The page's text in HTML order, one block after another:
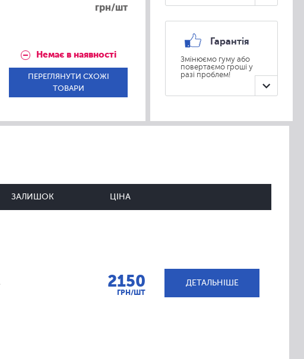
грн/шт
Немає в наявності
ПЕРЕГЛЯНУТИ СХОЖІ
ТОВАРИ
Гарантія
Змінюємо гуму або
повертаємо гроші у
разі проблем!
ЗАЛИШОК ЦІНА
2150
ГРН/ШТ
ДЕТАЛЬНІШЕ